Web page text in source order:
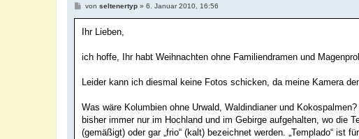
B
t
g
von seltenertyp» 6. Januar 2010, 16:56
Ihr Lieben,
ich hoffe, Ihr habt Weihnachten ohne Familiendramen und
Leider kann ich diesmal keine Fotos schicken, da meine Kamera
Was wäre Kolumbien ohne Urwald, Waldindianer und
bisher immer nur im Hochland und im Gebirge aufgehalten, wo die
(gemäßigt) oder gar „frio“ (kalt) bezeichnet werden. „Templado“ ist